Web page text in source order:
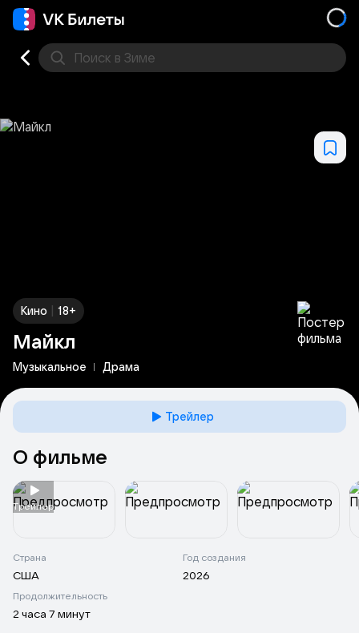
Поиск в Зиме
Кино | 18+
Майкл
Музыкальное Драма
Трейлер
О фильме
Tрейлер
Страна
США
Год создания
2026
Продолжительность
2 часа 7 минут